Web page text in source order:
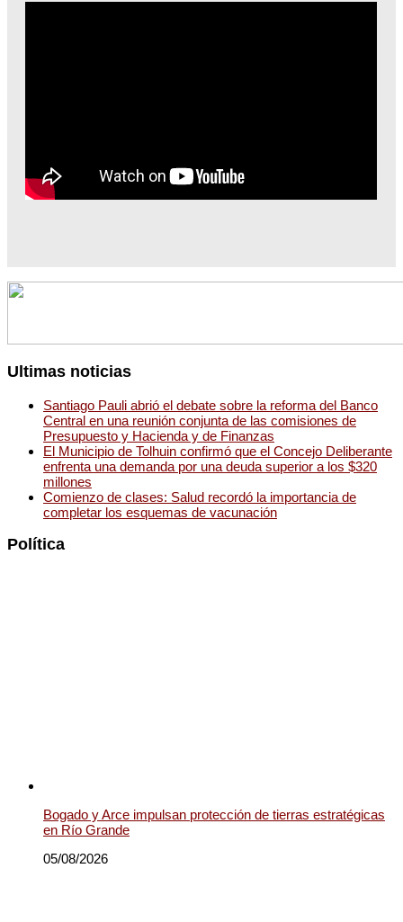
Ultimas noticias
Santiago Pauli abrió el debate sobre la reforma del Banco
Central en una reunión conjunta de las comisiones de
Presupuesto y Hacienda y de Finanzas
El Municipio de Tolhuin confirmó que el Concejo Deliberante
enfrenta una demanda por una deuda superior a los $320
millones
Comienzo de clases: Salud recordó la importancia de
completar los esquemas de vacunación
Política
Bogado y Arce impulsan protección de tierras estratégicas
en Río Grande
05/08/2026